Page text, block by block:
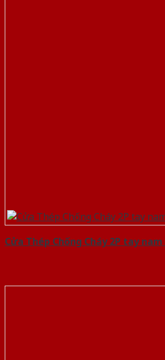
Cửa Thép Chống Cháy 2P tay nam